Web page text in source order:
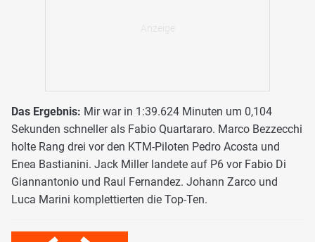
Das Ergebnis: Mir war in 1:39.624 Minuten um 0,104
Sekunden schneller als Fabio Quartararo. Marco Bezzecchi
holte Rang drei vor den KTM-Piloten Pedro Acosta und
Enea Bastianini. Jack Miller landete auf P6 vor Fabio Di
Giannantonio und Raul Fernandez. Johann Zarco und
Luca Marini komplettierten die Top-Ten.